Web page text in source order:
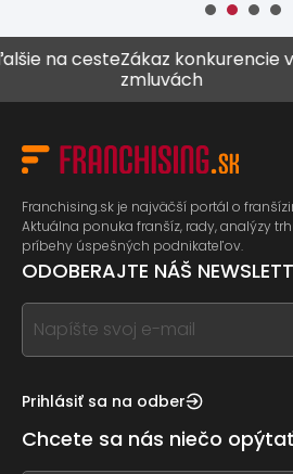
cesteZákaz konkurencie vo
zmluvách
Franchising.sk je najväčší portál o
Aktuálna ponuka franšíz, rady, analýzy
príbehy úspešných podnikateľov.
ODOBERAJTE NÁŠ
If
you
this,
this
Prihlásiť sa na odber
Chcete sa nás niečo